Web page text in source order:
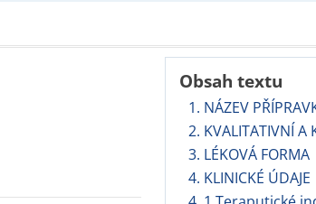
Obsah textu
1. NÁZEV
2. KVALITATIVNÍ A
3. LÉKOVÁ FORMA
4. KLINICKÉ ÚDAJE